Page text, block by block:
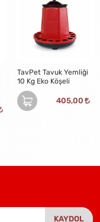
TavPet Tavuk Yemliği
10 Kg Eko Köşeli
405,00
KAYDOL